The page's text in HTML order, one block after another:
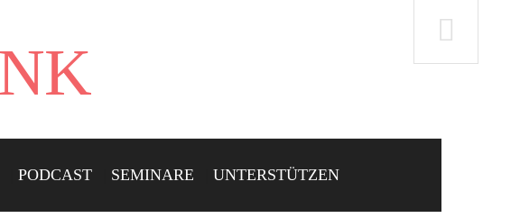
PODCAST SEMINARE UNTERSTÜTZEN